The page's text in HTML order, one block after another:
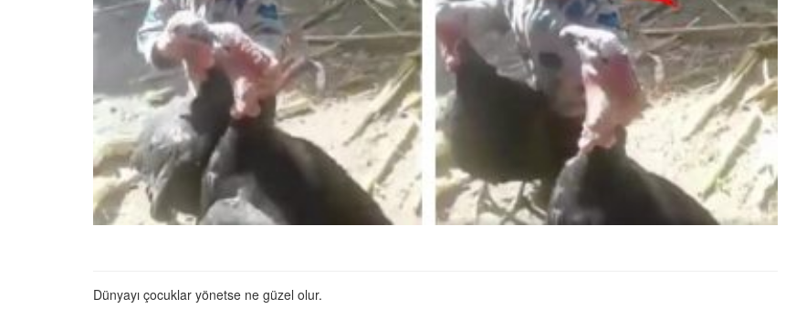
Dünyayı çocuklar yönetse ne güzel olur.
31.05.2020
Uçma Yetisini Kaybeden Ruh Eşi
Malena’yı Görmek İçin Her Yıl
13.000 Km Uçan Leylek
22.05.2020
Sokak Köpeğini Petshop'a
Götüren, Dokunduğu ve
Kokladığı Her Şeyi Satın Alan
Güzel İnsan
22.05.2020
Aldığı Teşekkür
31.05.2020
Uçma Yetisini Kaybeden Ruh Eşi
Malena’yı Görmek İçin Her Yıl
13.000 Km Uçan Leylek
22.05.2020
Sokak Köpeğini Petshop'a
Götüren, Dokunduğu ve
Kokladığı Her Şeyi Satın Alan
Güzel İnsan
22.05.2020